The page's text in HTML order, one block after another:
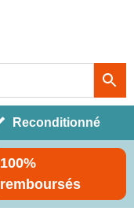
Reconditionné
100%
remboursés